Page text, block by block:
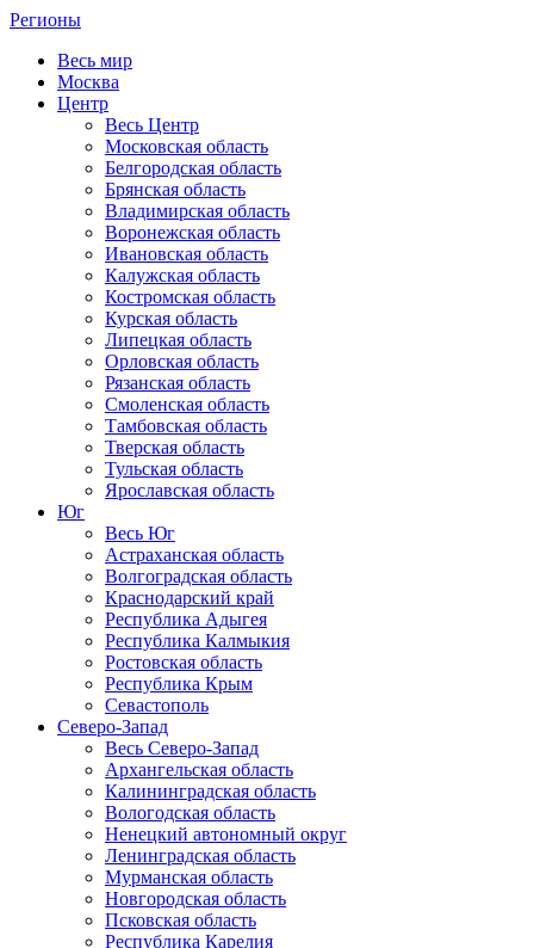
Регионы
Весь мир
Москва
Центр
Весь Центр
Московская область
Белгородская область
Брянская область
Владимирская область
Воронежская область
Ивановская область
Калужская область
Костромская область
Курская область
Липецкая область
Орловская область
Рязанская область
Смоленская область
Тамбовская область
Тверская область
Тульская область
Ярославская область
Юг
Весь Юг
Астраханская область
Волгоградская область
Краснодарский край
Республика Адыгея
Республика Калмыкия
Ростовская область
Республика Крым
Севастополь
Северо-Запад
Весь Северо-Запад
Архангельская область
Калининградская область
Вологодская область
Ненецкий автономный округ
Ленинградская область
Мурманская область
Новгородская область
Псковская область
Республика Карелия